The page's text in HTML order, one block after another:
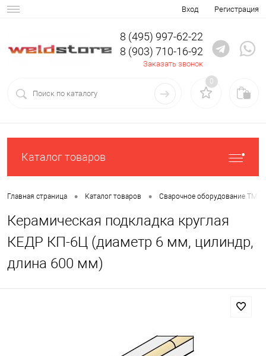
Вход Регистрация
8 (495) 997-62-22
8 (903) 710-16-92
Заказать звонок
0
Каталог товаров
Главная страница • Каталог товаров • Сварочное оборудование ТМ
Керамическая подкладка круглая
КЕДР КП-6Ц (диаметр 6 мм, цилиндр,
длина 600 мм)